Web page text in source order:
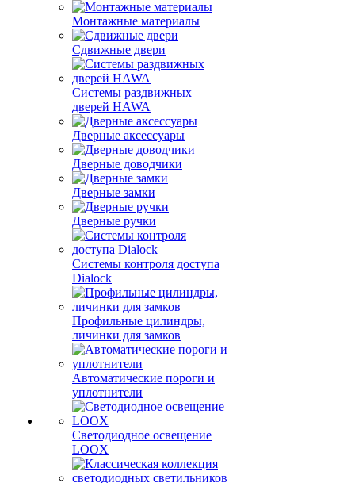
Монтажные материалы
Сдвижные двери
Системы раздвижных
дверей HAWA
Дверные аксессуары
Дверные доводчики
Дверные замки
Дверные ручки
Системы контроля доступа
Dialock
Профильные цилиндры,
личинки для замков
Автоматические пороги и
уплотнители
Светодиодное освещение
LOOX